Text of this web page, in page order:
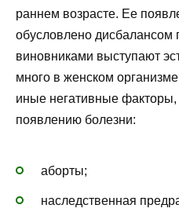
раннем возрасте. Ее
обусловлено дисбалансом
виновниками выступают
много в женском
иные негативные
появлению болезни:
аборты;
наследственная